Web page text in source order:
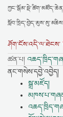
ཤོག་ངོས་འདི་ལ་ཐེངས་
ཚན་པ།
ནང་གསེས་དབྱེ་འབྱེད།
སྒྲ་མཛོད།